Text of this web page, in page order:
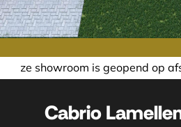
geopend op afspraak. Ook in de
Cabrio